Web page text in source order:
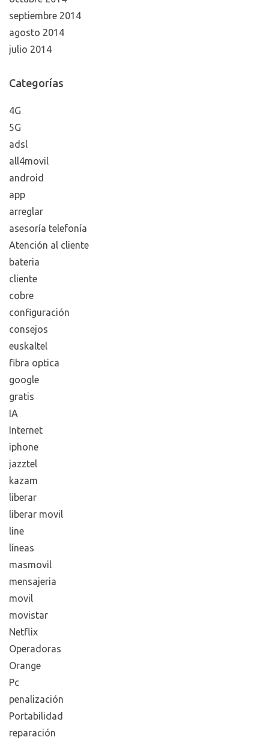
septiembre 2014
agosto 2014
julio 2014
Categorías
4G
5G
adsl
all4movil
android
app
arreglar
asesoría telefonía
Atención al cliente
bateria
cliente
cobre
configuración
consejos
euskaltel
fibra optica
google
gratis
IA
Internet
iphone
jazztel
kazam
liberar
liberar movil
line
líneas
masmovil
mensajeria
movil
movistar
Netflix
Operadoras
Orange
Pc
penalización
Portabilidad
reparación